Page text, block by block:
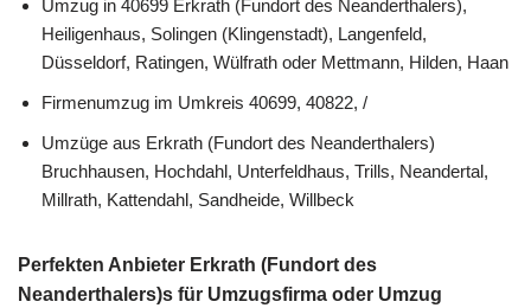
Umzug in 40699 Erkrath (Fundort des Neanderthalers),
Heiligenhaus, Solingen (Klingenstadt), Langenfeld,
Düsseldorf, Ratingen, Wülfrath oder Mettmann, Hilden, Haan
Firmenumzug im Umkreis 40699, 40822, /
Umzüge aus Erkrath (Fundort des Neanderthalers)
Bruchhausen, Hochdahl, Unterfeldhaus, Trills, Neandertal,
Millrath, Kattendahl, Sandheide, Willbeck
Perfekten Anbieter Erkrath (Fundort des
Neanderthalers)s für Umzugsfirma oder Umzug